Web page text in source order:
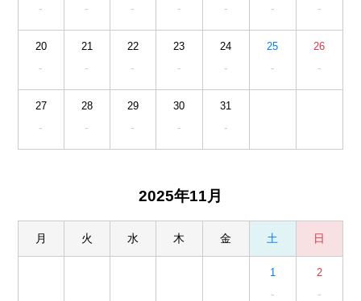
- - - - - - -
20
-
21
-
22
-
23
-
24
-
25
-
26
-
27
-
28
-
29
-
30
-
31
-
2025年11月
月 火 水 木 金 土 日
1
-
2
-